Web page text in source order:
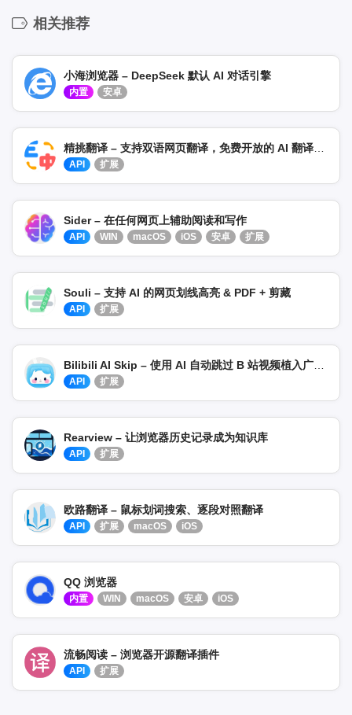
相关推荐
小海浏览器 – DeepSeek 默认 AI 对话引擎
内置 安卓
API 扩展
Sider – 在任何网页上辅助阅读和写作
API WIN macOS iOS 安卓 扩展
Souli – 支持 AI 的网页划线高亮 & PDF + 剪藏
API 扩展
API 扩展
Rearview – 让浏览器历史记录成为知识库
API 扩展
欧路翻译 – 鼠标划词搜索、逐段对照翻译
API 扩展 macOS iOS
QQ 浏览器
内置 WIN macOS 安卓 iOS
流畅阅读 – 浏览器开源翻译插件
API 扩展